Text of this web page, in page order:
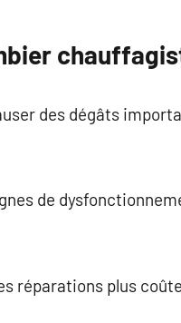
des dégâts
de
réparations plus